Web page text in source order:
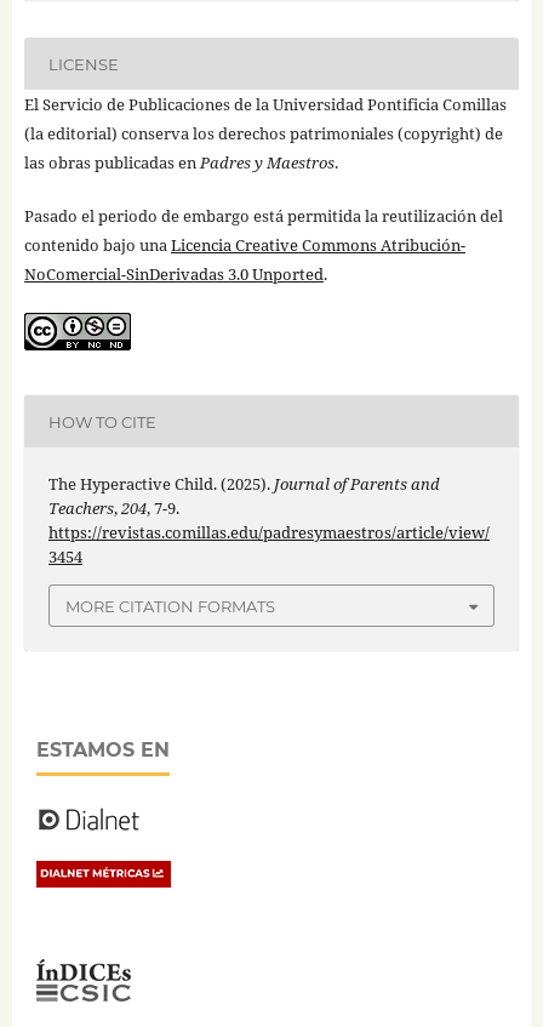
LICENSE
El Servicio de Publicaciones de la Universidad Pontificia Comillas
(la editorial) conserva los derechos patrimoniales (copyright) de
las obras publicadas enPadres y Maestros.
Pasado el periodo de embargo está permitida la reutilización del
contenido bajo unaLicencia Creative Commons Atribución-
NoComercial-SinDerivadas 3.0 Unported.
HOW TO CITE
The Hyperactive Child. (2025). Journal of Parents and
Teachers,204, 7-9.
https://revistas.comillas.edu/padresymaestros/article/view/
3454
MORE CITATION FORMATS
ESTAMOS EN